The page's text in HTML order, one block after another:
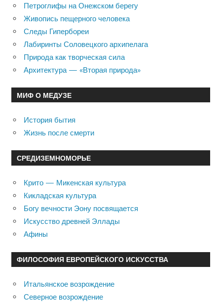
Петроглифы на Онежском берегу
Живопись пещерного человека
Следы Гипербореи
Лабиринты Соловецкого архипелага
Природа как творческая сила
Архитектура — «Вторая природа»
МИФ О МЕДУЗЕ
История бытия
Жизнь после смерти
СРЕДИЗЕМНОМОРЬЕ
Крито — Микенская культура
Кикладская культура
Богу вечности Эону посвящается
Искусство древней Эллады
Афины
ФИЛОСОФИЯ ЕВРОПЕЙСКОГО ИСКУССТВА
Итальянское возрождение
Северное возрождение